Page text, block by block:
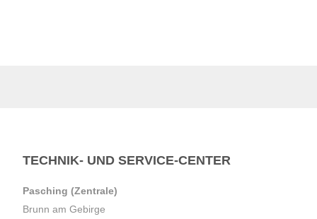
TECHNIK- UND SERVICE-CENTER
Pasching (Zentrale)
Brunn am Gebirge